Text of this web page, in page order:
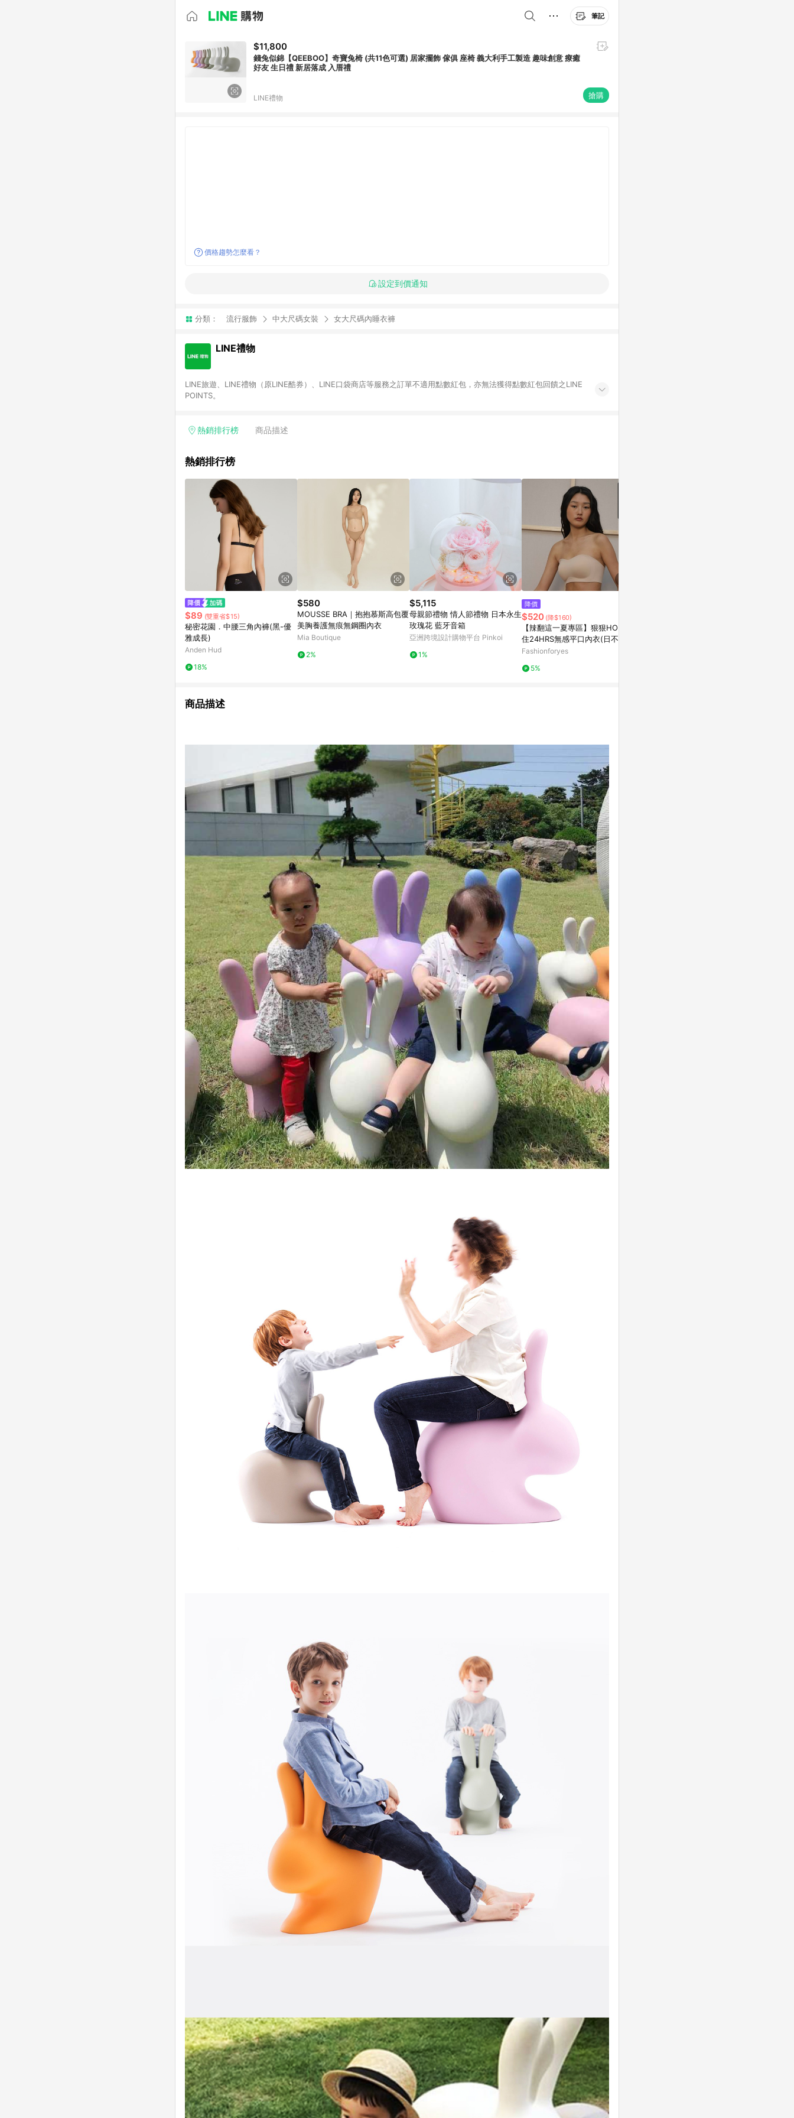
筆記
$11,800
錢兔似錦【QEEBOO】奇寶兔椅 (共11色可選) 居家擺飾 傢俱 座椅 義大利手工製造 趣味創意 療癒
好友 生日禮 新居落成 入厝禮
LINE禮物 搶購
價格趨勢怎麼看？
設定到價通知
分類： 流行服飾 中大尺碼女裝 女大尺碼內睡衣褲
LINE禮物
LINE旅遊、LINE禮物（原LINE酷券）、LINE口袋商店等服務之訂單不適用點數紅包，亦無法獲得點數紅包回饋之LINE
POINTS。
熱銷排行榜 商品描述
熱銷排行榜
$89 (雙重省$15)
秘密花園．中腰三角內褲(黑-優
雅成長)
Anden Hud
18%
$580
MOUSSE BRA｜抱抱慕斯高包覆
美胸養護無痕無鋼圈內衣
Mia Boutique
2%
$5,115
母親節禮物 情人節禮物 日本永生
玫瑰花 藍牙音箱
亞洲跨境設計購物平台 Pinkoi
1%
降價
$520 (降$160)
【辣翻這一夏專區】狠狠HOLD
住24HRS無感平口內衣(日不落
款)
Fashionforyes
5%
商品描述